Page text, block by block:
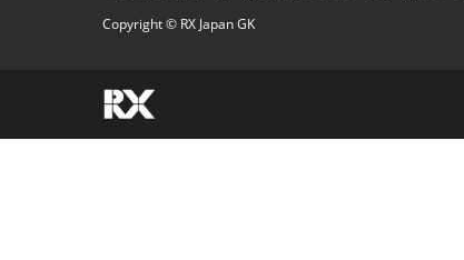
Copyright © RX Japan GK